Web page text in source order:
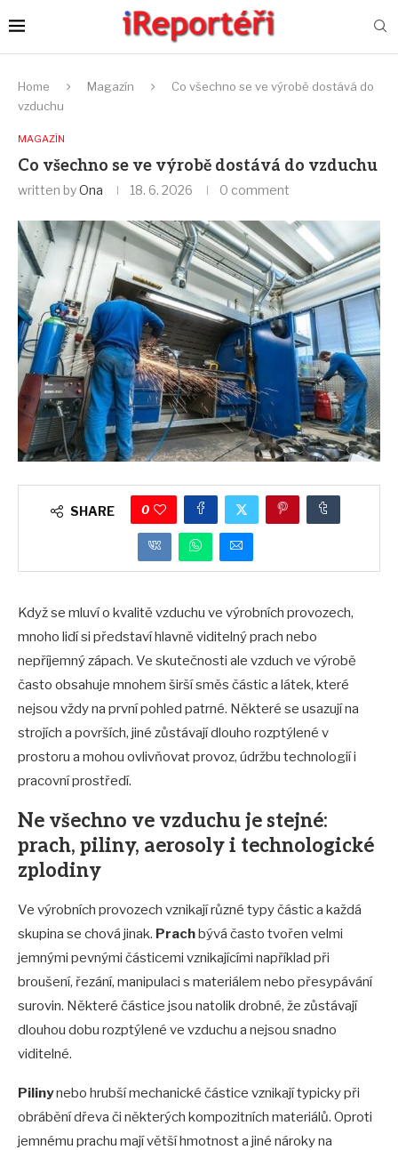
Home Magazín
Co všechno se ve výrobě dostává do
vzduchu
MAGAZÍN
Co všechno se ve výrobě dostává do vzduchu
written byOna 18. 6. 2026 0 comment
SHARE 0
Když se mluví o kvalitě vzduchu ve výrobních provozech,
mnoho lidí si představí hlavně viditelný prach nebo
nepříjemný zápach. Ve skutečnosti ale vzduch ve výrobě
často obsahuje mnohem širší směs částic a látek, které
nejsou vždy na první pohled patrné. Některé se usazují na
strojích a površích, jiné zůstávají dlouho rozptýlené v
prostoru a mohou ovlivňovat provoz, údržbu technologií i
pracovní prostředí.
Ne všechno ve vzduchu je stejné:
prach, piliny, aerosoly i technologické
zplodiny
Ve výrobních provozech vznikají různé typy částic a každá
skupina se chová jinak. Prachbývá často tvořen velmi
jemnými pevnými částicemi vznikajícími například při
broušení, řezání, manipulaci s materiálem nebo přesypávání
surovin. Některé částice jsou natolik drobné, že zůstávají
dlouhou dobu rozptýlené ve vzduchu a nejsou snadno
viditelné.
Pilinynebo hrubší mechanické částice vznikají typicky při
obrábění dřeva či některých kompozitních materiálů. Oproti
jemnému prachu mají větší hmotnost a jiné nároky na